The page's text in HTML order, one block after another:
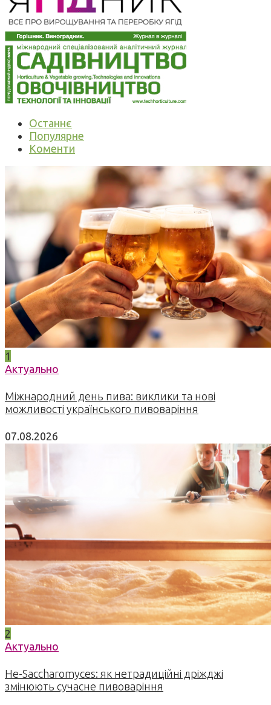
Останнє
Популярне
Коменти
1
Актуально
Міжнародний день пива: виклики та нові
можливості українського пивоваріння
07.08.2026
2
Актуально
Не-Saccharomyces: як нетрадиційні дріжджі
змінюють сучасне пивоваріння